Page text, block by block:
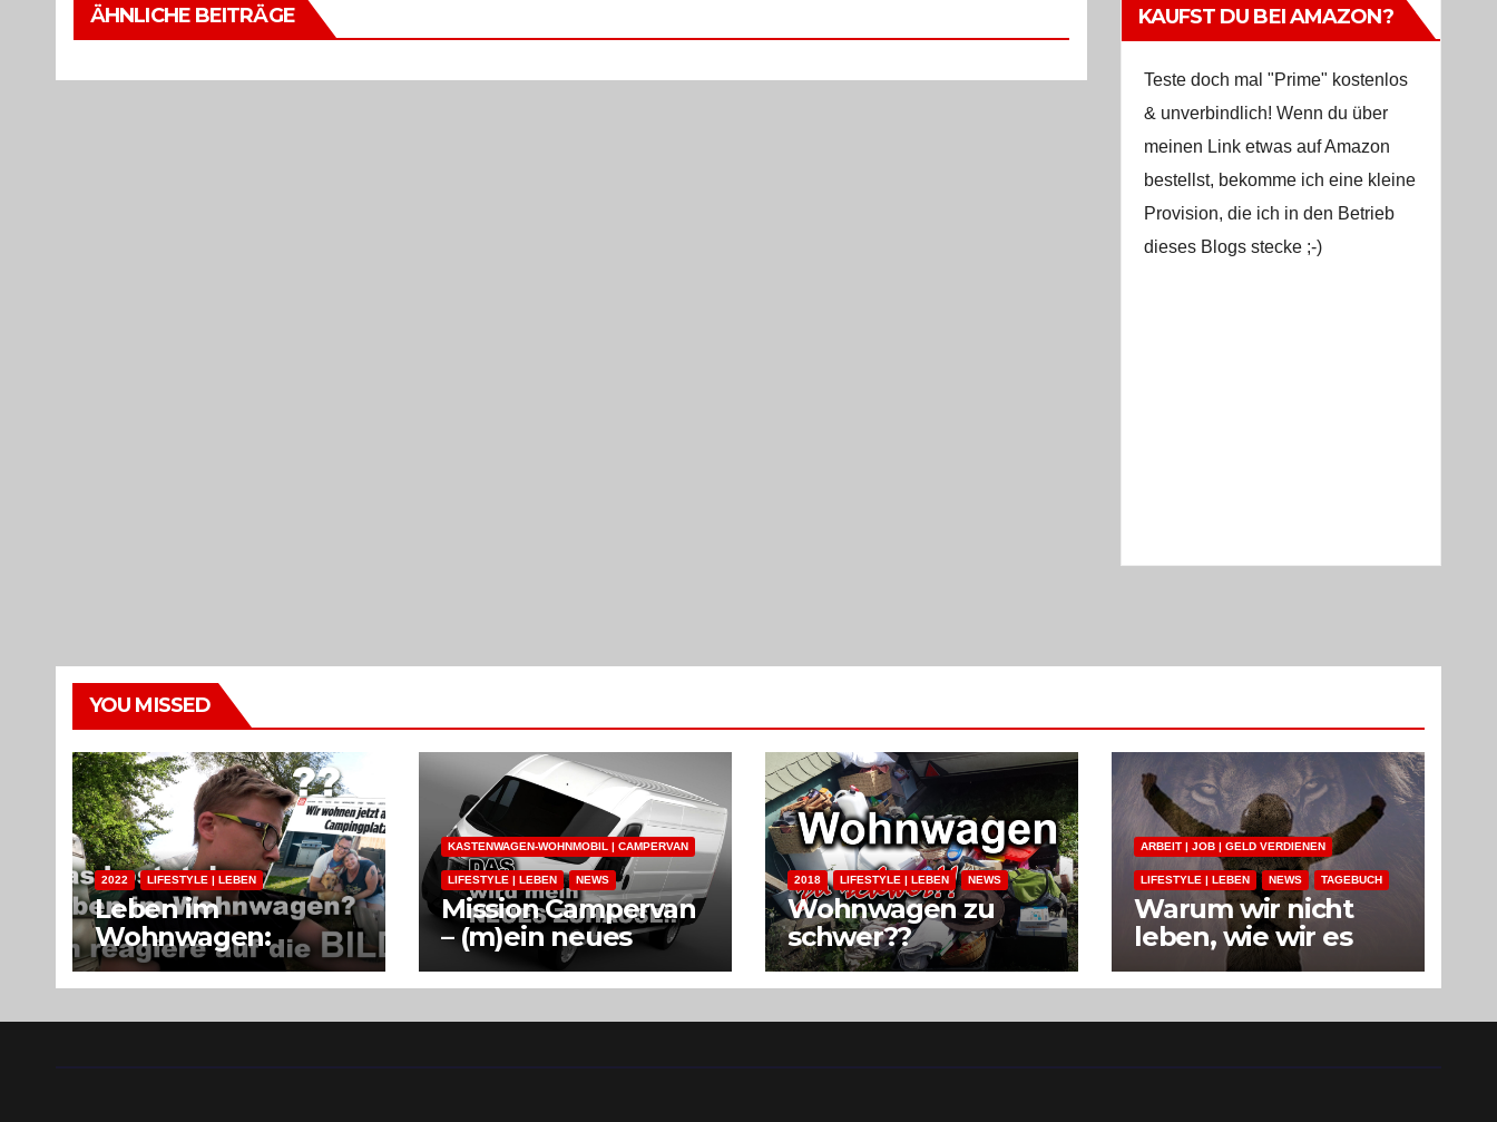
ÄHNLICHE BEITRÄGE KAUFST DU BEI AMAZON?
Teste doch mal "Prime" kostenlos
& unverbindlich! Wenn du über
meinen Link etwas auf Amazon
bestellst, bekomme ich eine kleine
Provision, die ich in den Betrieb
dieses Blogs stecke ;-)
YOU MISSED
2022 LIFESTYLE | LEBEN
Leben im
Wohnwagen:
Kosten pro Monat
KASTENWAGEN-WOHNMOBIL | CAMPERVAN
LIFESTYLE | LEBEN NEWS
Mission Campervan
– (m)ein neues
Zuhause im
Kastenwagen
Wohnmobil
2018 LIFESTYLE | LEBEN NEWS
Wohnwagen zu
schwer??
Zukunftspläne
ARBEIT | JOB | GELD VERDIENEN
LIFESTYLE | LEBEN NEWS TAGEBUCH
Warum wir nicht
leben, wie wir es
uns wünschen.